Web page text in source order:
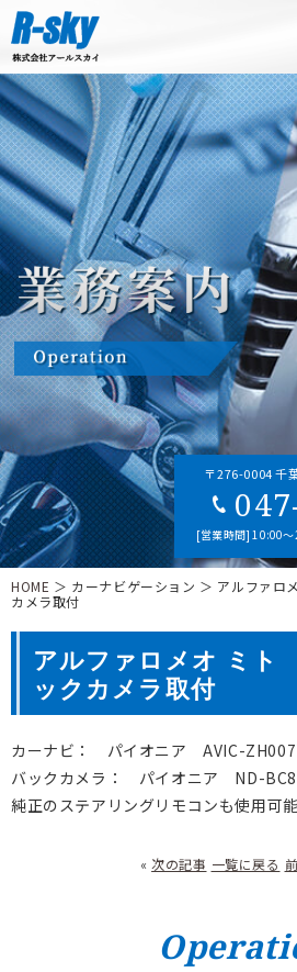
〒276-0004 千
[営業時間] 10:00～
HOME ＞ カーナビゲーション ＞ アルファ
カメラ取付
アルファロメオ ミ
ックカメラ取付
カーナビ： パイオニア AVIC-
バックカメラ： パイオニア ND-BC8
純正のステアリングリモコンも使用可
«次の記事 一覧に戻る